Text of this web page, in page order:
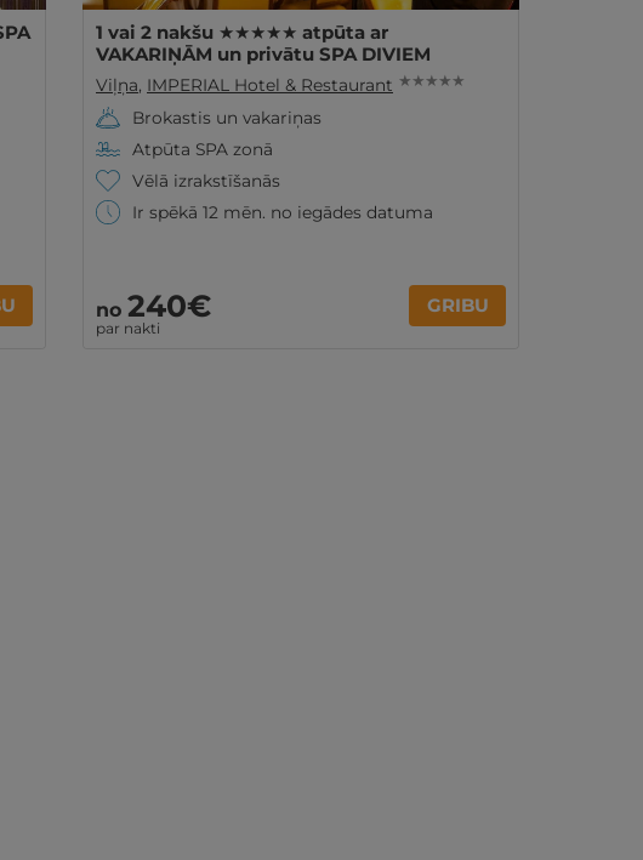
1 vai 2 nakšu ★★★★★ atpūta ar
VAKARIŅĀM un privātu SPA DIVIEM
Viļņa, IMPERIAL Hotel & Restaurant ★ ★ ★ ★ ★
Brokastis un vakariņas
Atpūta SPA zonā
Vēlā izrakstīšanās
Ir spēkā 12 mēn. no iegādes datuma
no 240€
par nakti
GRIBU